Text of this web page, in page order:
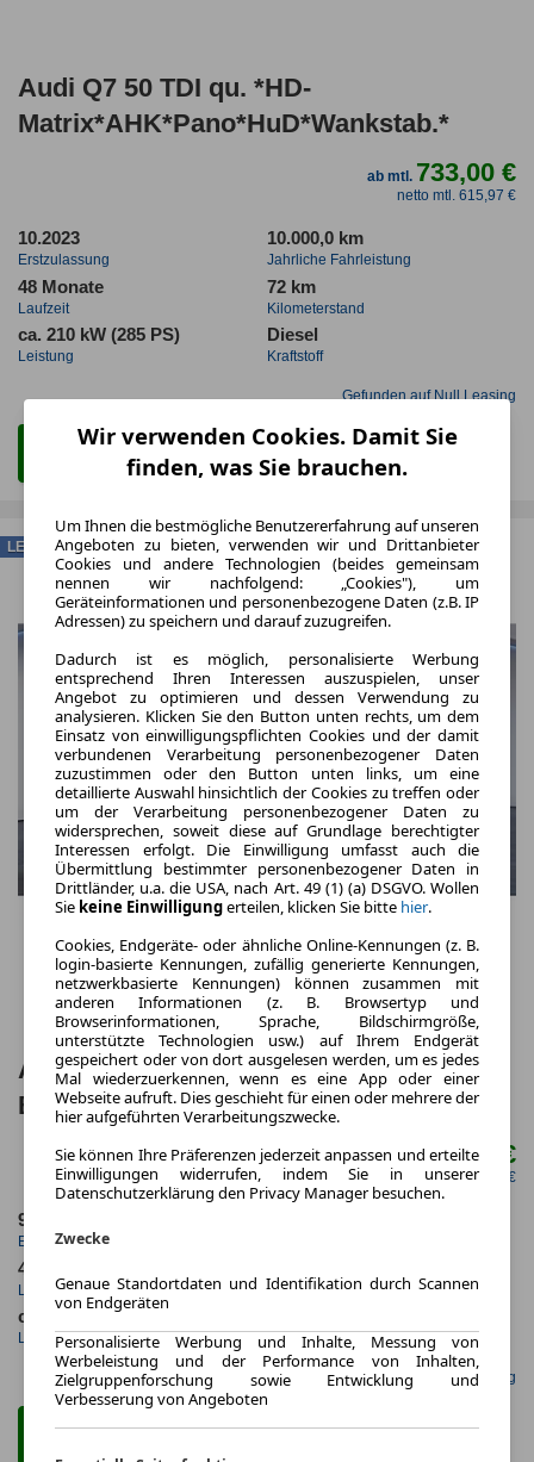
Audi Q7 50 TDI qu. *HD-
Matrix*AHK*Pano*HuD*Wankstab.*
ab mtl. 733,00 €
netto mtl. 615,97 €
10.2023
Erstzulassung
10.000,0 km
Jahrliche Fahrleistung
48 Monate
Laufzeit
72 km
Kilometerstand
ca. 210 kW (285 PS)
Leistung
Diesel
Kraftstoff
Gefunden auf Null Leasing
Audi Q7 e quattro S line 55 TFSI
B&O+HuD+RearView
ab mtl.760,00 €
netto mtl. 638,66 €
9.2023
Erstzulassung
48 Monate
Laufzeit Kilometerstand
ca. 250 kW (339 PS)
Leistung Kraftstoff
Gefunden auf Null Leasing
LEASING
Wir verwenden Cookies. Damit Sie
finden, was Sie brauchen.
Um Ihnen die bestmögliche Benutzererfahrung auf unseren
Angeboten zu bieten, verwenden wir und Drittanbieter
Cookies und andere Technologien (beides gemeinsam
nennen wir nachfolgend: „Cookies"), um
Geräteinformationen und personenbezogene Daten (z.B. IP
Adressen) zu speichern und darauf zuzugreifen.
Dadurch ist es möglich, personalisierte Werbung
entsprechend Ihren Interessen auszuspielen, unser
Angebot zu optimieren und dessen Verwendung zu
analysieren. Klicken Sie den Button unten rechts, um dem
Einsatz von einwilligungspflichten Cookies und der damit
verbundenen Verarbeitung personenbezogener Daten
zuzustimmen oder den Button unten links, um eine
detaillierte Auswahl hinsichtlich der Cookies zu treffen oder
um der Verarbeitung personenbezogener Daten zu
widersprechen, soweit diese auf Grundlage berechtigter
Interessen erfolgt. Die Einwilligung umfasst auch die
Übermittlung bestimmter personenbezogener Daten in
Drittländer, u.a. die USA, nach Art. 49 (1) (a) DSGVO. Wollen
Sie keine Einwilligungerteilen, klicken Sie bitte hier.
Cookies, Endgeräte- oder ähnliche Online-Kennungen (z. B.
login-basierte Kennungen, zufällig generierte Kennungen,
netzwerkbasierte Kennungen) können zusammen mit
anderen Informationen (z. B. Browsertyp und
Browserinformationen, Sprache, Bildschirmgröße,
unterstützte Technologien usw.) auf Ihrem Endgerät
gespeichert oder von dort ausgelesen werden, um es jedes
Mal wiederzuerkennen, wenn es eine App oder einer
Webseite aufruft. Dies geschieht für einen oder mehrere der
hier aufgeführten Verarbeitungszwecke.
Sie können Ihre Präferenzen jederzeit anpassen und erteilte
Einwilligungen widerrufen, indem Sie in unserer
Datenschutzerklärung den Privacy Manager besuchen.
Zwecke
Genaue Standortdaten und Identifikation durch Scannen
von Endgeräten
Personalisierte Werbung und Inhalte, Messung von
Werbeleistung und der Performance von Inhalten,
Zielgruppenforschung sowie Entwicklung und
Verbesserung von Angeboten